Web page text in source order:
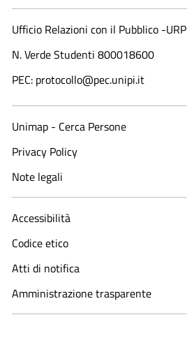
Ufficio Relazioni con il Pubblico -URP
N. Verde Studenti 800018600​
PEC: protocollo@pec.unipi.it
Unimap - Cerca Persone
Privacy Policy
Note legali
Accessibilità
Codice etico
Atti di notifica
Amministrazione trasparente